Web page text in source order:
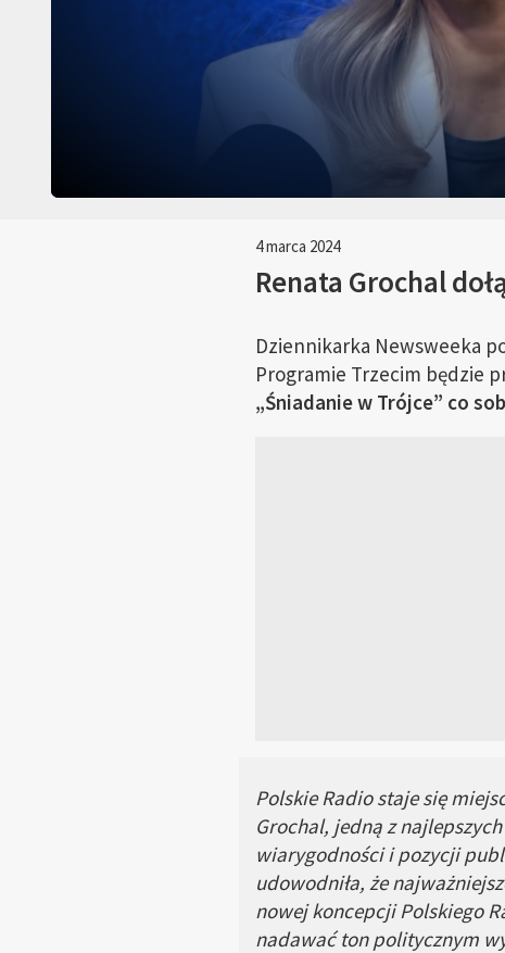
4 marca 2024
Renata Grochal
Dziennikarka Newsweeka
Programie Trzecim będzie
„Śniadanie w Trójce” co
Polskie Radio staje się
Grochal, jedną z
wiarygodności i pozycji
udowodniła, że
nowej koncepcji Polskiego
nadawać ton politycznym